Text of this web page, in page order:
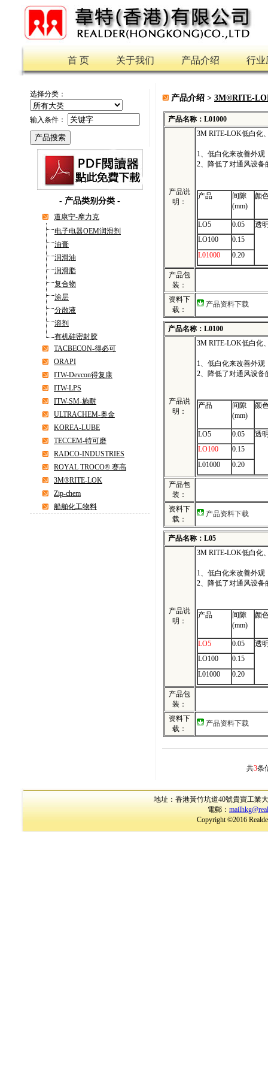
首 页 关于我们 产品介绍 行业
选择分类：
输入条件：
- 产品类别分类 -
道康宁-摩力克
电子电器OEM润滑剂
油膏
润滑油
润滑脂
复合物
涂层
分散液
溶剂
有机硅密封胶
TACBECON-得必可
ORAPI
ITW-Devcon得复康
ITW-LPS
ITW-SM-施耐
ULTRACHEM-奥金
KOREA-LUBE
TECCEM-特可磨
RADCO-INDUSTRIES
ROYAL TROCO® 赛高
3M®RITE-LOK
Zip-chem
船舶化工物料
产品介绍 > 3M®RITE-
产品名称：L01000
产品说
明：
3M RITE-LOK低白化
1、低白化来改善外
2、降低了对通风设备
产品
间隙
(mm)
颜
LO5 0.05
透
LO100
0.15
L01000
0.20
产品包
装：
资料下
载：
产品资料下载
产品名称：L0100
产品说
明：
3M RITE-LOK低白化
1、低白化来改善外
2、降低了对通风设备
产品
间隙
(mm)
颜
LO5 0.05
透
LO100
0.15
L01000
0.20
产品包
装：
资料下
载：
产品资料下载
产品名称：L05
产品说
明：
3M RITE-LOK低白化
1、低白化来改善外
2、降低了对通风设备
产品
间隙
(mm)
颜
LO5 0.05
透
LO100
0.15
L01000
0.20
产品包
装：
资料下
载：
产品资料下载
共3条
地址：香港黃竹坑道40號貴寶工業
電郵：
Copyright ©2016